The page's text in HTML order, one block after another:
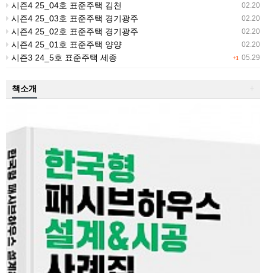
02.20
시즌4 25_04호 표준주택 김천
02.20
시즌4 25_03호 표준주택 경기광주
02.20
시즌4 25_02호 표준주택 경기광주
02.20
시즌4 25_01호 표준주택 양양
+1 05.29
시즌3 24_5호 표준주택 세종
책소개